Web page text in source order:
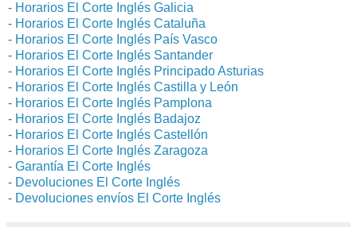
- Horarios El Corte Inglés Galicia
- Horarios El Corte Inglés Cataluña
- Horarios El Corte Inglés País Vasco
- Horarios El Corte Inglés Santander
- Horarios El Corte Inglés Principado Asturias
- Horarios El Corte Inglés Castilla y León
- Horarios El Corte Inglés Pamplona
- Horarios El Corte Inglés Badajoz
- Horarios El Corte Inglés Castellón
- Horarios El Corte Inglés Zaragoza
- Garantía El Corte Inglés
- Devoluciones El Corte Inglés
- Devoluciones envíos El Corte Inglés